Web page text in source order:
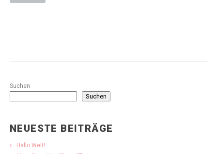
Suchen
Suchen
NEUESTE BEITRÄGE
Hallo Welt!